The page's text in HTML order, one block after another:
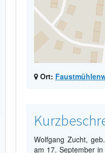
Ort:
Wolfgang Zucht,
am 17. September